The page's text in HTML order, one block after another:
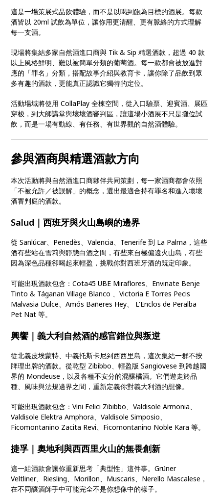
這是一場策展式品飲體驗，而不是以喝到飽為目標的酒展。每款
酒皆以 20ml 試飲為單位，讓你用更清醒、更有脈絡的方式理解
每一支酒。
現場將集結多家自然酒進口商與 Tik & Sip 精選酒款，超過 40 款
以上風格鮮明、難以被簡單分類的葡萄酒。每一款都會被放進對
應的「罪名」分類，搭配故事介紹與教育卡，讓你除了品飲到眾
多有趣的酒款，更能真正認識它獨特的定位。
活動場域將使用 CollaPlay 全棟空間，從入口驗票、迎賓酒、展區
穿梭，到大師講堂與壞壞酒審判區，讓這場小酒展不只是攤位試
飲，而是一場有動線、有任務、有世界觀的自然酒體驗。
參與酒商與精選酒款方向
本次活動將與自然酒進口商夥伴共同策劃，每一家酒商都會依照
「不被允許／被誤解」的概念，選出最適合持有罪名和進入壞壞
酒審判庭的酒款。
Salud｜西班牙與火山島嶼的邊界
從 Sanlúcar、Penedès、Valencia、Tenerife 到 La Palma，這些
酒有些站在雪莉與靜態白酒之間，有些來自極偏遠火山島，有些
因為深色品種卻喝起來輕盈，挑戰你對西班牙酒的既定印象。
可能出現酒款包含：Cota45 UBE Miraflores、Envinate Benje
Tinto & Táganan Village Blanco 、Victoria E Torres Pecis
Malvasia Dulce、Amós Bañeres Hey、 L'Enclos de Peralba
Pet Nat 等。
興饗｜義大利自然酒的感官錯位與叛逆
從北義皮埃蒙特、中義托斯卡尼到西西里島，這次集結一群不按
牌理出牌的酒款。從乾型 Zibibbo、輕盈版 Sangiovese 到跨越國
界的 Mondeuse，以及各種不安分的混釀橘酒。它們遊走於品
種、風味與法規邊界之間，重新定義你對義大利酒的想像。
可能出現酒款包含：Vini Felici Zibibbo、Valdisole Armonia、
Valdisole Elektra Amphora、Valdisole Simposio、
Ficomontanino Zacita Revi、Ficomontanino Noble Kara 等。
捷孚｜奧地利與西西里火山的無畏創新
這一組酒款會讓你重新思考「典型性」這件事。Grüner
Veltliner、Riesling、Morillon、Muscaris、Nerello Mascalese，
在不同釀酒師手中可能完全不是你想像中的樣子。